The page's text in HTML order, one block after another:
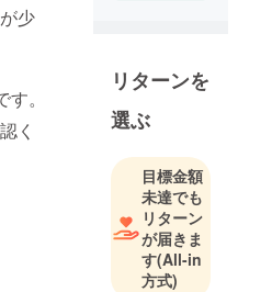
少
。
く
リターンを
選ぶ
目標金額
未達でも
リターン
が届きま
す(All-in
方式)